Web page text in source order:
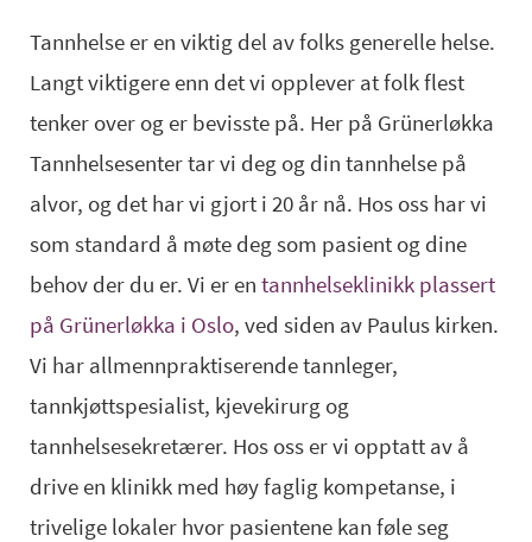
Tannhelse er en viktig del av folks generelle helse.
Langt viktigere enn det vi opplever at folk flest
tenker over og er bevisste på. Her på Grünerløkka
Tannhelsesenter tar vi deg og din tannhelse på
alvor, og det har vi gjort i 20 år nå. Hos oss har vi
som standard å møte deg som pasient og dine
behov der du er. Vi er en tannhelseklinikk plassert
på Grünerløkka i Oslo, ved siden av Paulus kirken.
Vi har allmennpraktiserende tannleger,
tannkjøttspesialist, kjevekirurg og
tannhelsesekretærer. Hos oss er vi opptatt av å
drive en klinikk med høy faglig kompetanse, i
trivelige lokaler hvor pasientene kan føle seg